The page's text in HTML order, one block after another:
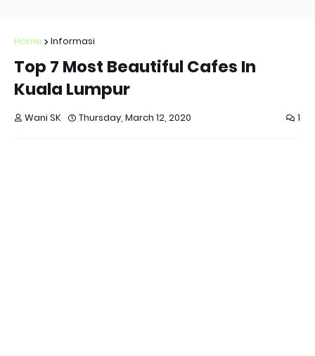
Home Informasi
Top 7 Most Beautiful Cafes In
Kuala Lumpur
Wani SK Thursday, March 12, 2020 1